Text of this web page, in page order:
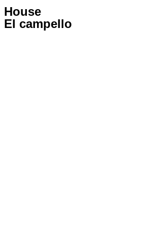
House
El campello